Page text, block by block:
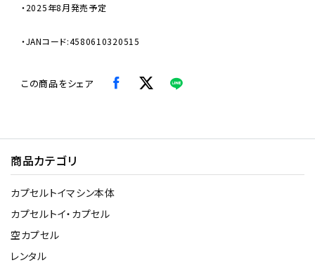
・2025年8月発売予定
・JANコード:4580610320515
この商品をシェア
商品カテゴリ
カプセルトイマシン本体
カプセルトイ・カプセル
空カプセル
レンタル